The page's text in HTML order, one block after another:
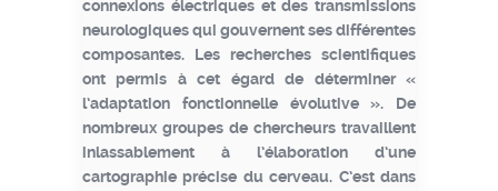
connexions électriques et des transmissions
neurologiques qui gouvernent ses différentes
composantes. Les recherches scientifiques
ont permis à cet égard de déterminer «
l’adaptation fonctionnelle évolutive ». De
nombreux groupes de chercheurs travaillent
inlassablement à l’élaboration d’une
cartographie précise du cerveau. C’est dans